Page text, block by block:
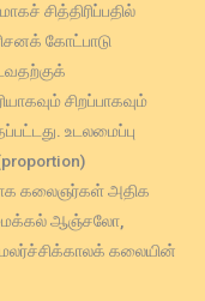
சித்திரிப்பதில்
கோட்பாடு
சிறப்பாகவும்
உடலமைப்பு
கலைஞர்கள் அதிக
மைக்கல் ஆஞ்சலோ,
கலையின்